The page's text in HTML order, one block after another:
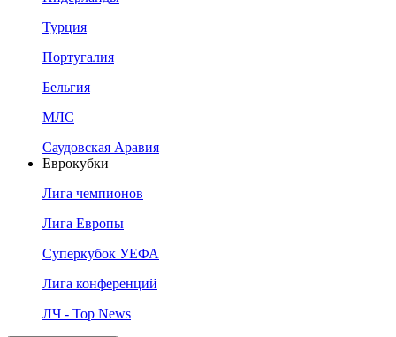
Турция
Португалия
Бельгия
МЛС
Саудовская Аравия
Еврокубки
Лига чемпионов
Лига Европы
Суперкубок УЕФА
Лига конференций
ЛЧ - Top News